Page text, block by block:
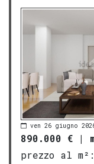
ven 26 giugno
890.000 € |
prezzo al m²: